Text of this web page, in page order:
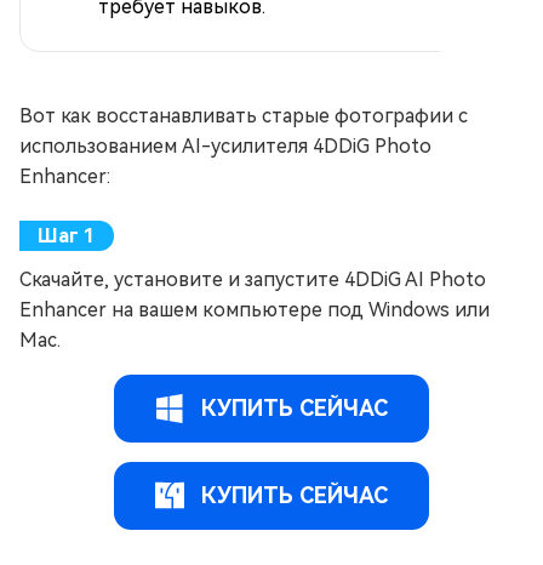
требует навыков.
Вот как восстанавливать старые фотографии с
использованием AI-усилителя 4DDiG Photo
Enhancer:
Скачайте, установите и запустите 4DDiG AI Photo
Enhancer на вашем компьютере под Windows или
Mac.
КУПИТЬ СЕЙЧАС
КУПИТЬ СЕЙЧАС